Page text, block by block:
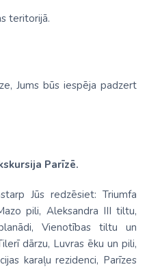
teritorijā.
Jums būs iespēja padzert
Parīzē.
Jūs redzēsiet: Triumfa
pili, Aleksandra III tiltu,
Vienotības tiltu un
dārzu, Luvras ēku un pili,
karaļu rezidenci, Parīzes